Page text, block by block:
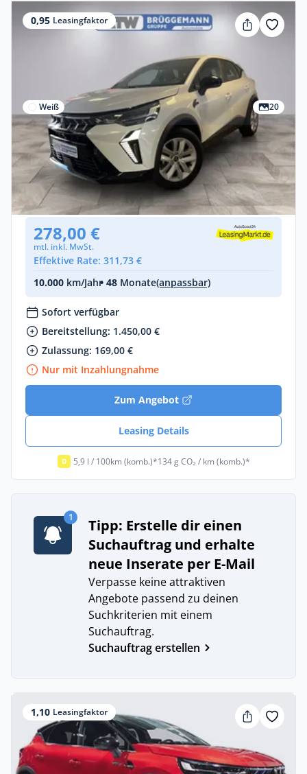
0,95 Leasingfaktor
Weiß 20
Gewerbe & Privat
Mitsubishi ASX 1.3 T PLUS AUTOMATIK
Benzin •Automatik •158 PS (116 kW)
Neuwagen
278,00 €
mtl. inkl. MwSt.
Effektive Rate: 311,73 €
10.000 km/Jahr• 48 Monate(anpassbar)
Sofort verfügbar
Bereitstellung: 1.450,00 €
Zulassung: 169,00 €
Nur mit Inzahlungnahme
Zum Angebot
Leasing Details
D 5,9 l / 100km (komb.)*134 g CO₂ / km (komb.)*
1
Tipp: Erstelle dir einen
Suchauftrag und erhalte
neue Inserate per E-Mail
Verpasse keine attraktiven
Angebote passend zu deinen
Suchkriterien mit einem
Suchauftrag.
Suchauftrag erstellen
1,10 Leasingfaktor